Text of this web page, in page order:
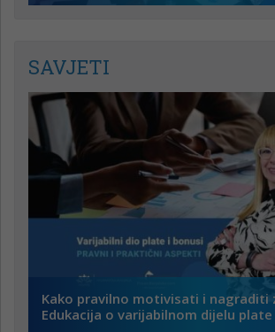
SAVJETI
Kako pravilno motivisati i nagraditi
Edukacija o varijabilnom dijelu